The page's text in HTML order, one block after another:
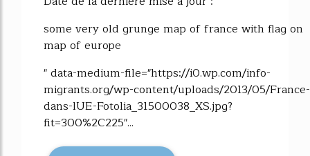
some very old grunge map of france with flag on
map of europe
" data-medium-file="https://i0.wp.com/info-
migrants.org/wp-content/uploads/2013/05/France-
dans-lUE-Fotolia_31500038_XS.jpg?
fit=300%2C225"...